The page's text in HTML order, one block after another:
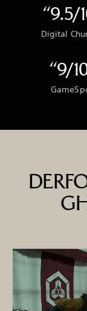
“9.5/
Digital
“9/